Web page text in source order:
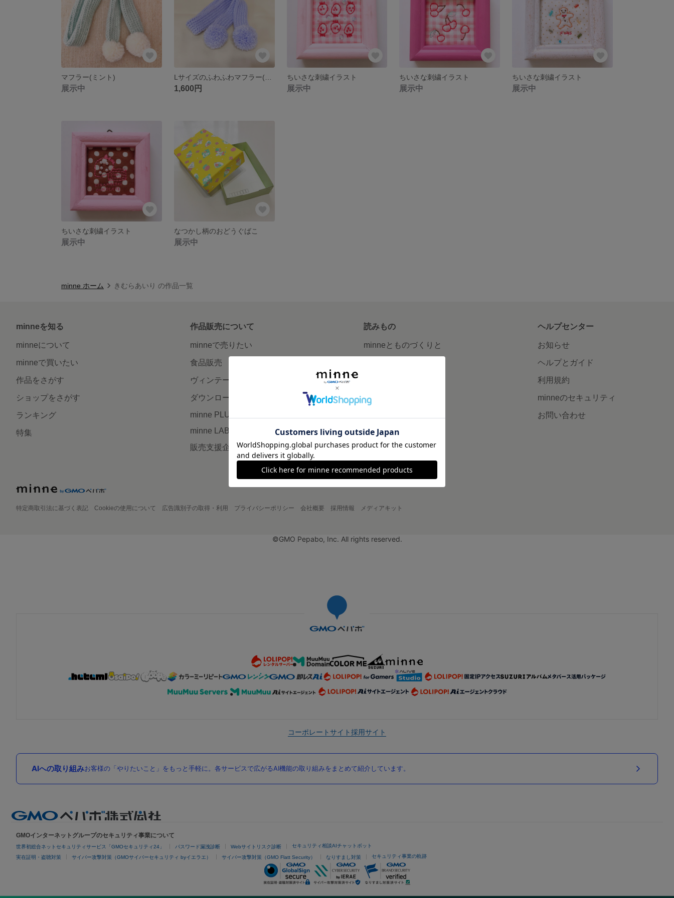
マフラー(ミント)
展示中 1,600円
ちいさな刺繍イラスト
展示中
ちいさな刺繍イラスト
展示中
ちいさな刺繍イラスト
展示中
ちいさな刺繍イラスト
展示中
なつかし柄のおどうぐばこ
展示中
minne ホーム きむらあいり の作品一覧
minneを知る
minneについて
minneで買いたい
作品をさがす
ショップをさがす
ランキング
特集
作品販売について
minneで売りたい
食品販売
ヴィンテージ販売
ダウンロード販売
minne PLUS
minne LAB
販売支援企画・イベント
読みもの
minneとものづくりと
minneの本
広告出稿について
ヘルプセンター
お知らせ
ヘルプとガイド
利用規約
minneのセキュリティ
お問い合わせ
特定商取引法に基づく表記 Cookieの使用について 広告識別子の取得・利用 プライバシーポリシー 会社概要 採用情報 メディアキット
©GMO Pepabo, Inc. All rights reserved.
コーポレートサイト採用サイト
AIへの取り組みお客様の「やりたいこと」をもっと手軽に。各サービスで広がるAI機能の取り組みをまとめて紹介しています。
GMOインターネットグループのセキュリティ事業について
世界初総合ネットセキュリティサービス「GMOセキュリティ24」 パスワード漏洩診断 Webサイトリスク診断 セキュリティ相談AIチャットボット
実在証明・盗聴対策 サイバー攻撃対策（GMOサイバーセキュリティ byイエラエ） サイバー攻撃対策（GMO Flatt Security） なりすまし対策 セキュリティ事業の軌跡